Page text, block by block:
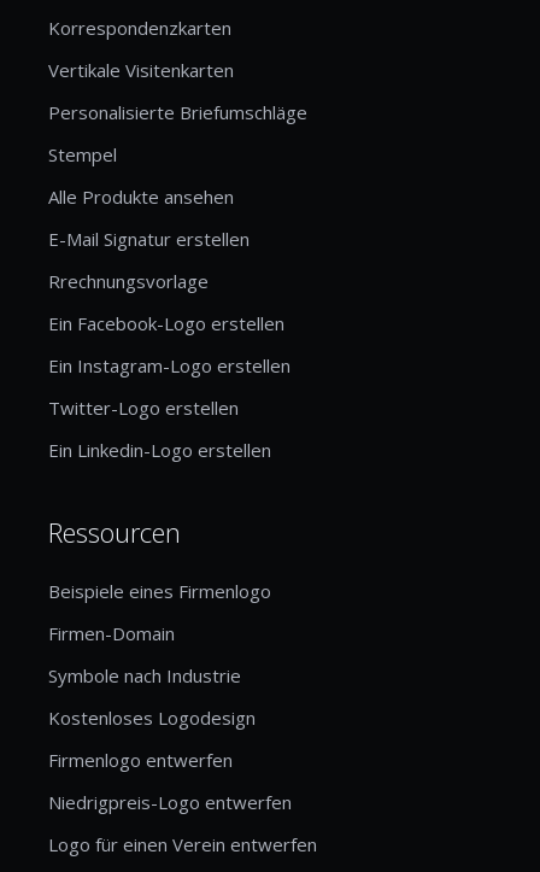
Korrespondenzkarten
Vertikale Visitenkarten
Personalisierte Briefumschläge
Stempel
Alle Produkte ansehen
E-Mail Signatur erstellen
Rrechnungsvorlage
Ein Facebook-Logo erstellen
Ein Instagram-Logo erstellen
Twitter-Logo erstellen
Ein Linkedin-Logo erstellen
Ressourcen
Beispiele eines Firmenlogo
Firmen-Domain
Symbole nach Industrie
Kostenloses Logodesign
Firmenlogo entwerfen
Niedrigpreis-Logo entwerfen
Logo für einen Verein entwerfen